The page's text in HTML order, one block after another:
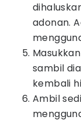
adonan.
sambil
kembali
Ambil